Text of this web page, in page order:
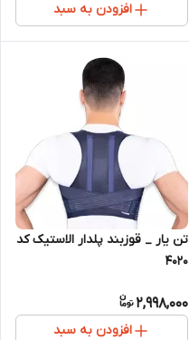
افزودن به سبد
تن یار _ قوزبند پلدار الاستیک کد
4020
2,998,000
افزودن به سبد